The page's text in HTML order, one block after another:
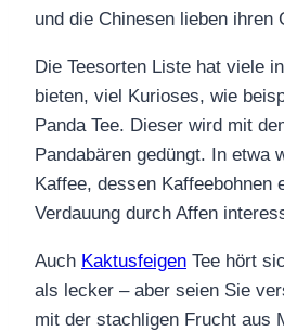
und die Chinesen lieben ihren
Die Teesorten Liste hat viele
bieten, viel Kurioses, wie
Panda Tee. Dieser wird mit
Pandabären gedüngt. In etwa
Kaffee, dessen Kaffeebohnen
Verdauung durch Affen
Auch Kaktusfeigen Tee hört
als lecker – aber seien Sie
mit der stachligen Frucht aus